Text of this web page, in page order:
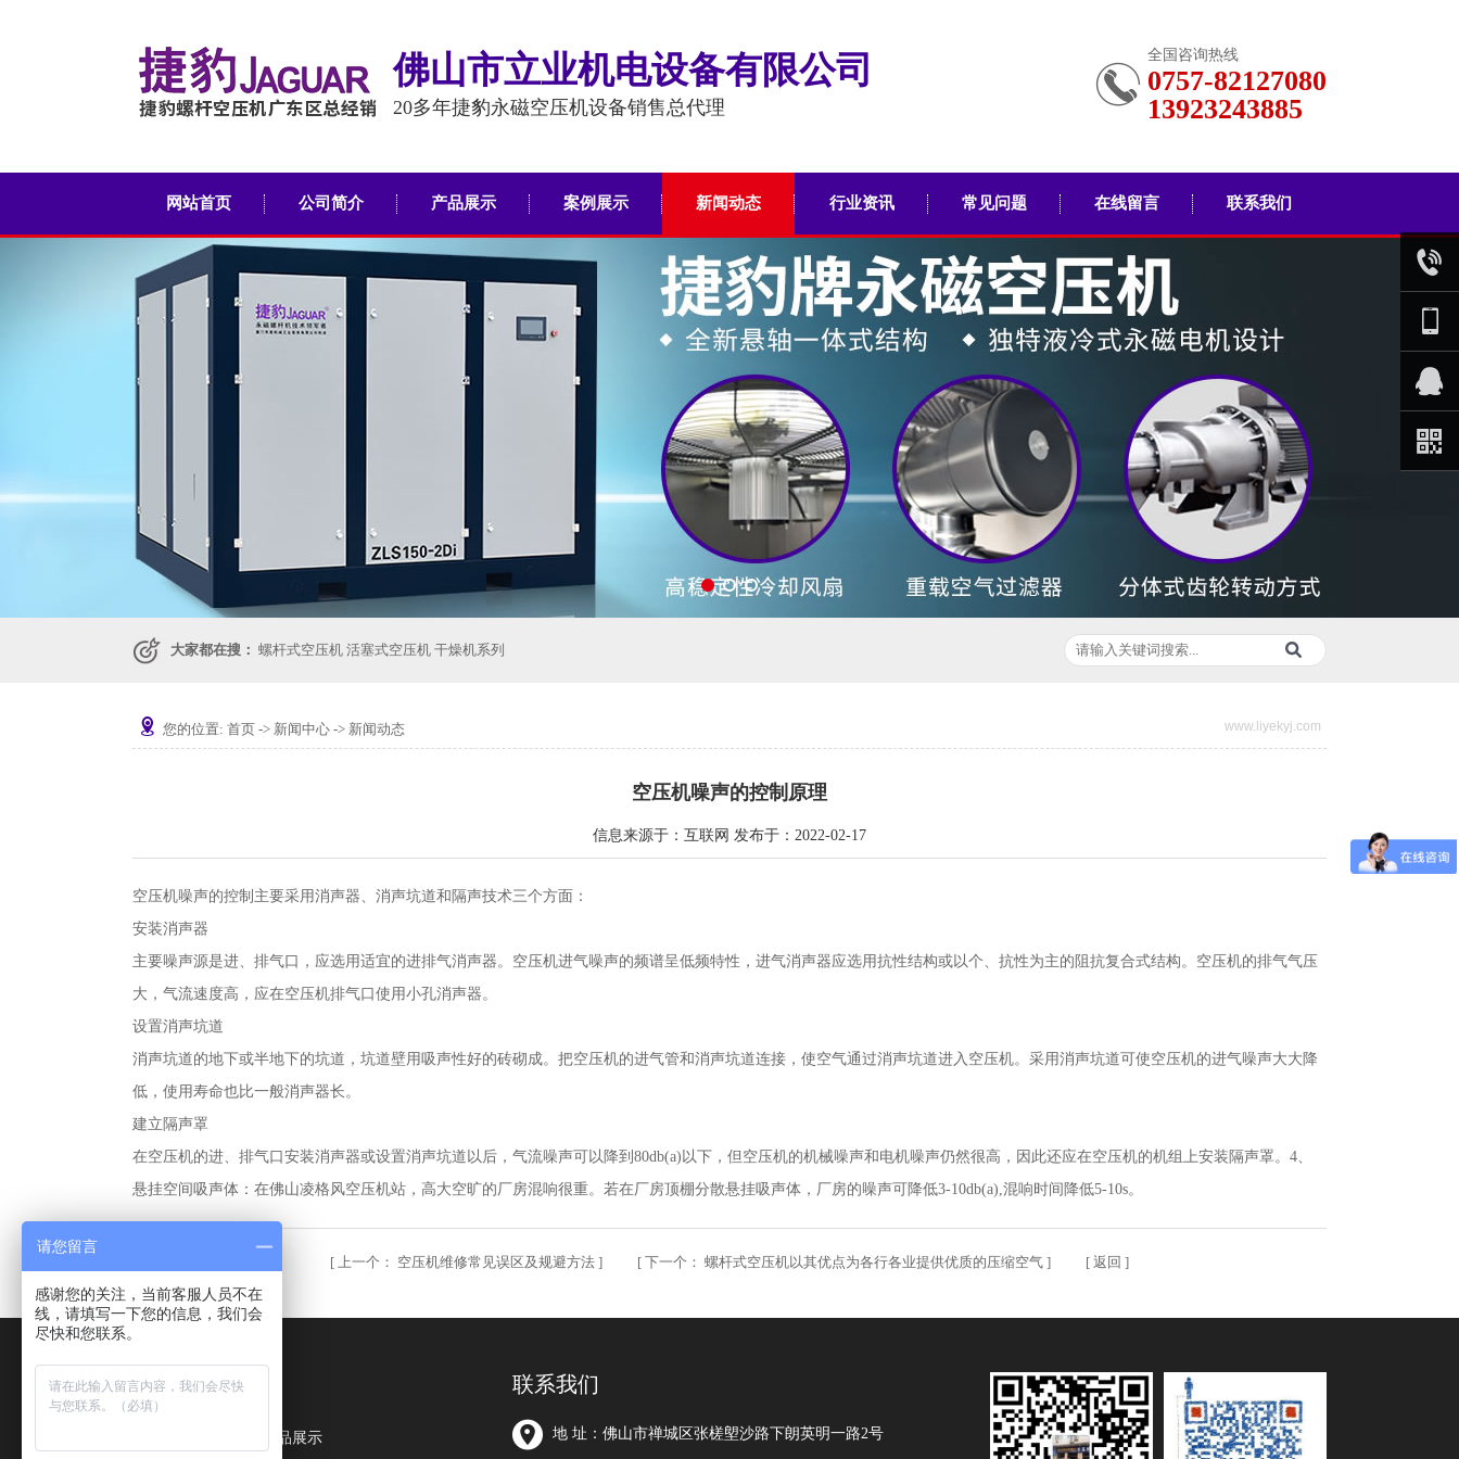
佛山市立业机电设备有限公司
20多年捷豹永磁空压机设备销售总代理
全国咨询热线
0757-82127080
13923243885
网站首页 公司简介 产品展示 案例展示 新闻动态 行业资讯 常见问题 在线留言 联系我们
大家都在搜： 螺杆式空压机 活塞式空压机 干燥机系列
您的位置: 首页 -> 新闻中心 -> 新闻动态 www.liyekyj.com
空压机噪声的控制原理
信息来源于：互联网 发布于：2022-02-17
空压机噪声的控制主要采用消声器、消声坑道和隔声技术三个方面：
安装消声器
主要噪声源是进、排气口，应选用适宜的进排气消声器。空压机进气噪声的频谱呈低频特性，进气消声器应选用抗性结构或以个、抗性为主的阻抗复合式结构。空压机的排气气压
大，气流速度高，应在空压机排气口使用小孔消声器。
设置消声坑道
消声坑道的地下或半地下的坑道，坑道壁用吸声性好的砖砌成。把空压机的进气管和消声坑道连接，使空气通过消声坑道进入空压机。采用消声坑道可使空压机的进气噪声大大降
低，使用寿命也比一般消声器长。
建立隔声罩
在空压机的进、排气口安装消声器或设置消声坑道以后，气流噪声可以降到80db(a)以下，但空压机的机械噪声和电机噪声仍然很高，因此还应在空压机的机组上安装隔声罩。4、
悬挂空间吸声体：在佛山凌格风空压机站，高大空旷的厂房混响很重。若在厂房顶棚分散悬挂吸声体，厂房的噪声可降低3-10db(a),混响时间降低5-10s。
[ 上一个： 空压机维修常见误区及规避方法 ] [ 下一个： 螺杆式空压机以其优点为各行各业提供优质的压缩空气 ] [ 返回 ]
网站导航
产品展示
联系我们
地 址：佛山市禅城区张槎塱沙路下朗英明一路2号
请您留言
感谢您的关注，当前客服人员不在
线，请填写一下您的信息，我们会
尽快和您联系。